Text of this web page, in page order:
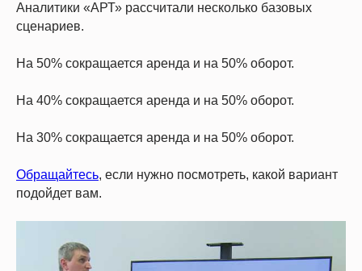
Аналитики «АРТ» рассчитали несколько базовых
сценариев.
На 50% сокращается аренда и на 50% оборот.
На 40% сокращается аренда и на 50% оборот.
На 30% сокращается аренда и на 50% оборот.
Обращайтесь, если нужно посмотреть, какой вариант
подойдет вам.